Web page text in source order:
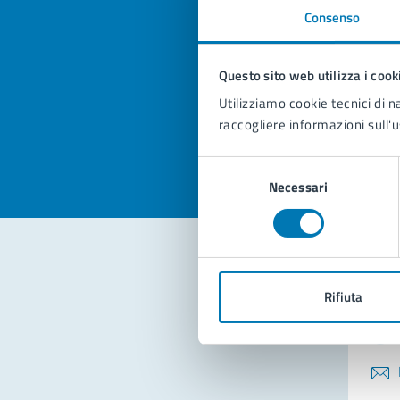
Consenso
Questo sito web utilizza i
Utilizziamo cookie tecnici di
raccogliere informazioni
Necessari
Rifiuta
Valuta